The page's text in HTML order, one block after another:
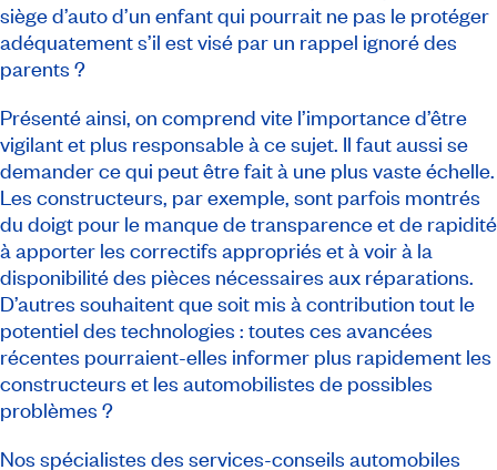
siège d’auto d’un enfant qui pourrait ne pas le protéger
adéquatement s’il est visé par un rappel ignoré des
parents ?
Présenté ainsi, on comprend vite l’importance d’être
vigilant et plus responsable à ce sujet. Il faut aussi se
demander ce qui peut être fait à une plus vaste échelle.
Les constructeurs, par exemple, sont parfois montrés
du doigt pour le manque de transparence et de rapidité
à apporter les correctifs appropriés et à voir à la
disponibilité des pièces nécessaires aux réparations.
D’autres souhaitent que soit mis à contribution tout le
potentiel des technologies : toutes ces avancées
récentes pourraient-elles informer plus rapidement les
constructeurs et les automobilistes de possibles
problèmes ?
Nos spécialistes des services-conseils automobiles